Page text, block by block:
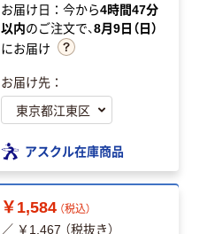
お届け日：今から4時間47分
以内のご注文で、8月9日（日）
にお届け
お届け先：
アスクル在庫商品
￥1,584 （税込）
／ ￥1,467 （税抜き）